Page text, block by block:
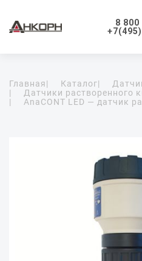
8
Главная| Каталог|
|
Датчики растворенного
|
AnaCONT LED — датчик